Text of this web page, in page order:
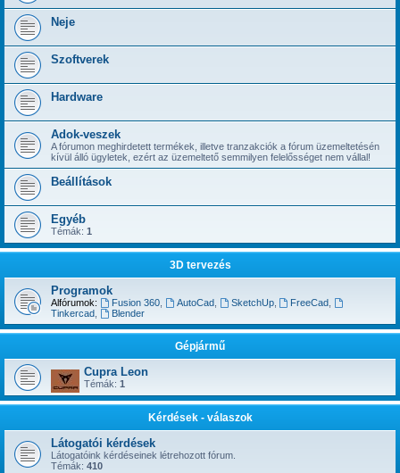
Neje
Szoftverek
Hardware
Adok-veszek
A fórumon meghirdetett termékek, illetve tranzakciók a fórum üzemeltetésén
kívül álló ügyletek, ezért az üzemeltető semmilyen felelősséget nem vállal!
Beállítások
Egyéb
Témák: 1
3D tervezés
Programok
Alfórumok: Fusion 360, AutoCad, SketchUp, FreeCad
Tinkercad
Blender
Gépjármű
Cupra Leon
Témák: 1
Kérdések - válaszok
Látogatói kérdések
Látogatóink kérdéseinek létrehozott fórum.
Témák: 410